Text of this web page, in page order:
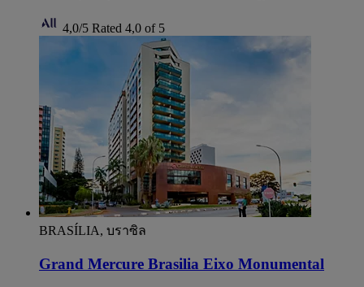
4,0/5 Rated 4,0 of 5
BRASÍLIA, บราซิล
Grand Mercure Brasilia Eixo Monumental